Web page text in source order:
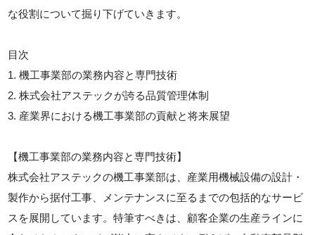
な役割について掘り下げていきます。
目次
1. 機工事業部の業務内容と専門技術
2. 株式会社アステックが誇る品質管理体制
3. 産業界における機工事業部の貢献と将来展望
【機工事業部の業務内容と専門技術】
株式会社アステックの機工事業部は、産業用機械設備の設計・
製作から据付工事、メンテナンスに至るまでの包括的なサービ
スを展開しています。特筆すべきは、顧客企業の生産ラインに